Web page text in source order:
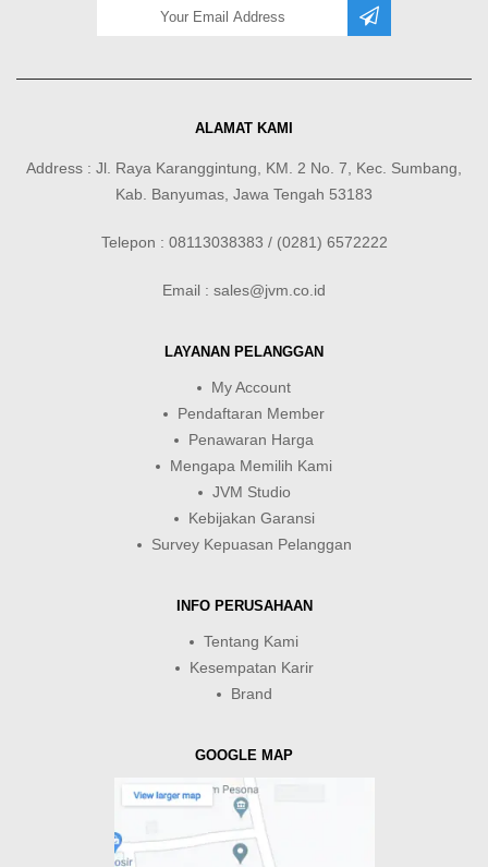
ALAMAT KAMI
Address : Jl. Raya Karanggintung, KM. 2 No. 7, Kec. Sumbang,
Kab. Banyumas, Jawa Tengah 53183
Telepon : 08113038383 / (0281) 6572222
Email : sales@jvm.co.id
LAYANAN PELANGGAN
My Account
Pendaftaran Member
Penawaran Harga
Mengapa Memilih Kami
JVM Studio
Kebijakan Garansi
Survey Kepuasan Pelanggan
INFO PERUSAHAAN
Tentang Kami
Kesempatan Karir
Brand
GOOGLE MAP